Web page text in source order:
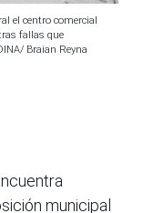
el centro comercial
fallas que
Braian Reyna
municipal